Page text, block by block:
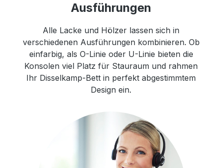
Ausführungen
Alle Lacke und Hölzer lassen sich in
verschiedenen Ausführungen kombinieren. Ob
einfarbig, als O-Linie oder U-Linie bieten die
Konsolen viel Platz für Stauraum und rahmen
Ihr Disselkamp-Bett in perfekt abgestimmtem
Design ein.